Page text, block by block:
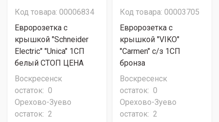
Код товара: 00006834
Евророзетка с
крышкой "Schneider
Electric" "Unica" 1СП
белый СТОП ЦЕНА
Воскресенск
остаток: 0
Орехово-Зуево
остаток: 2
Код товара: 00003705
Евророзетка с
крышкой "VIKO"
"Carmen" с/з 1СП
бронза
Воскресенск
остаток: 0
Орехово-Зуево
остаток: 2